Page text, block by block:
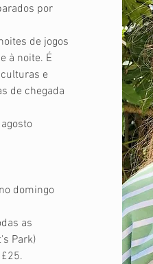
por
de jogos
à noite. É
e
de chegada
domingo
as
Park)